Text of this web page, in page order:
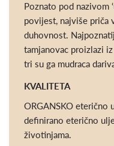
Poznato pod nazivom
povijest, najviše priča
duhovnost.
tamjanovac proizlazi
tri su ga mudraca
KVALITETA
ORGANSKO eterično
definirano eterično
životinjama.